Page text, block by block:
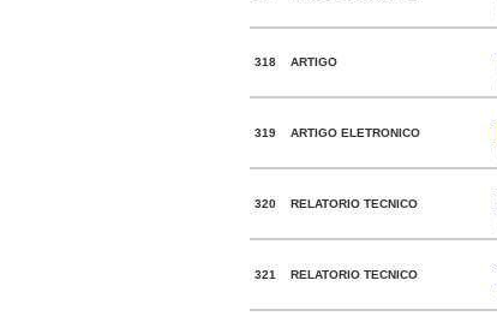
318 ARTIGO
319 ARTIGO ELETRONICO
320 RELATORIO TECNICO
321 RELATORIO TECNICO